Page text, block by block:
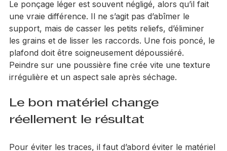
Le ponçage léger est souvent négligé, alors qu’il fait
une vraie différence. Il ne s’agit pas d’abîmer le
support, mais de casser les petits reliefs, d’éliminer
les grains et de lisser les raccords. Une fois poncé, le
plafond doit être soigneusement dépoussiéré.
Peindre sur une poussière fine crée vite une texture
Le bon matériel change